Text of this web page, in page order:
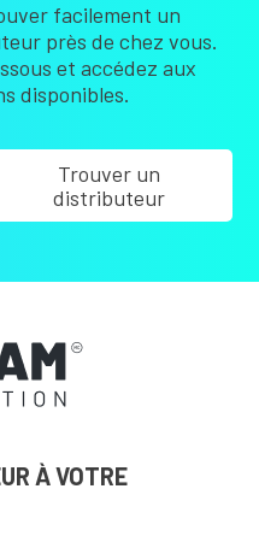
facilement un
près de chez vous.
et accédez aux
disponibles.
Trouver un
distributeur
À VOTRE